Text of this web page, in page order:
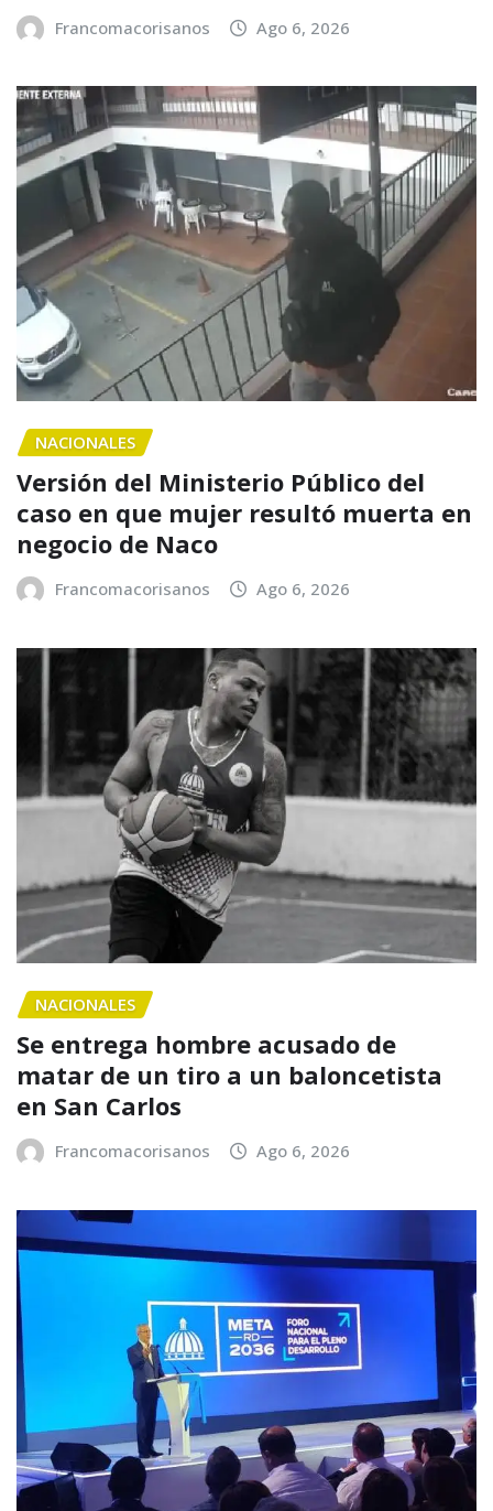
Francomacorisanos Ago 6, 2026
NACIONALES
Versión del Ministerio Público del
caso en que mujer resultó muerta en
negocio de Naco
Francomacorisanos Ago 6, 2026
NACIONALES
Se entrega hombre acusado de
matar de un tiro a un baloncetista
en San Carlos
Francomacorisanos Ago 6, 2026